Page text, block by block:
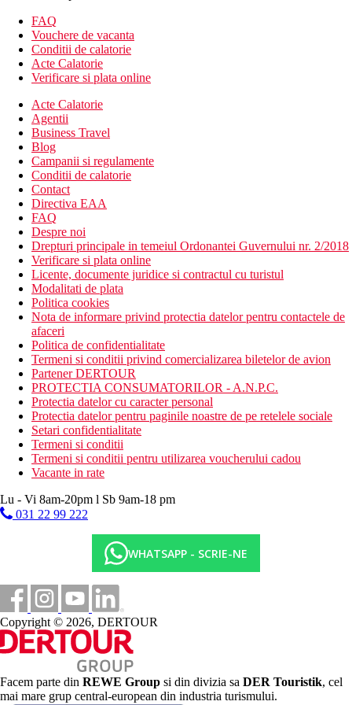
117 camere
restaurant principal tip bufet
restaurant A-la Carte (specialitati internationale)
bar langa piscina
sala de fitness
receptie deschisa non stop
bancomat
bancomat
camera de bagaje
menaj zilnic
spa & centru de wellness (contra cost)
spalatorie (contra cost)
business centre (contra cost)
aer conditionat
teren de joaca pentru copii
camera de jocuri
club pentru copii
Descrierea plajei
plaja privata cu nisip chiar langa hotel
sezlonguri si umbrele gratuite
Activitati sportive gratuite
divertisment de seara
plaja
camera de jocuri
muzica/spectacol live
Activitati sportive contra cost
sporturi nautice
masaj
sauna
baie turceasca/baie de aburi
mic dejun (7:00 - 10:30)
pranz (12:30 - 15:30)
cina (19:00 - 22:30) tip bufet in restaurantul principal
bauturi alcoolice si non-alcoolice selectate servite in
restaurantul principal in timpul meselor si la barul de pe
plaja (10:30 - pana la apusul soarelui)
FAQ
Vouchere de vacanta
Conditii de calatorie
Acte Calatorie
Verificare si plata online
Acte Calatorie
Agentii
Business Travel
Blog
Campanii si regulamente
Conditii de calatorie
Contact
Directiva EAA
FAQ
Despre noi
Drepturi principale in temeiul Ordonantei Guvernului nr. 2/2018
Verificare si plata online
Licente, documente juridice si contractul cu turistul
Modalitati de plata
Politica cookies
Nota de informare privind protectia datelor pentru contactele de
afaceri
Politica de confidentialitate
Termeni si conditii privind comercializarea biletelor de avion
Partener DERTOUR
PROTECTIA CONSUMATORILOR - A.N.P.C.
Protectia datelor cu caracter personal
Protectia datelor pentru paginile noastre de pe retelele sociale
Setari confidentialitate
Termeni si conditii
Termeni si conditii pentru utilizarea voucherului cadou
Vacante in rate
Lu - Vi 8am-20pm l Sb 9am-18 pm
031 22 99 222
WHATSAPP - SCRIE-NE
Copyright © 2026, DERTOUR
Facem parte din REWE Group si din divizia sa DER Touristik, cel
mai mare grup central-european din industria turismului.